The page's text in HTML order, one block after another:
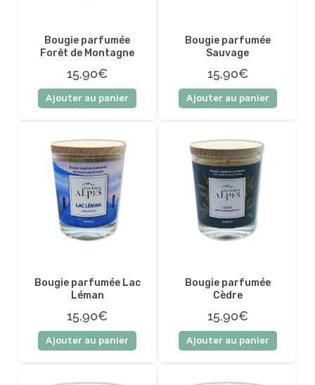
Bougie parfumée
Forêt de Montagne
15,90€
Ajouter au panier
Bougie parfumée
Sauvage
15,90€
Ajouter au panier
Bougie parfumée Lac
Léman
15,90€
Ajouter au panier
Bougie parfumée
Cèdre
15,90€
Ajouter au panier